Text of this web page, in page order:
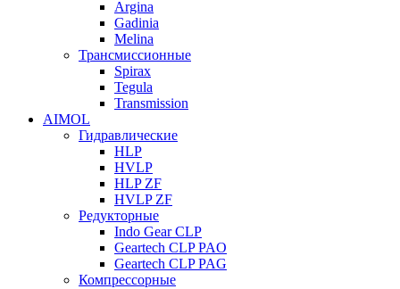
Argina
Gadinia
Melina
Трансмиссионные
Spirax
Tegula
Transmission
AIMOL
Гидравлические
HLP
HVLP
HLP ZF
HVLP ZF
Редукторные
Indo Gear CLP
Geartech CLP PAO
Geartech CLP PAG
Компрессорные